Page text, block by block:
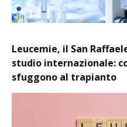
Leucemie, il San
studio internazionale:
sfuggono al trapianto